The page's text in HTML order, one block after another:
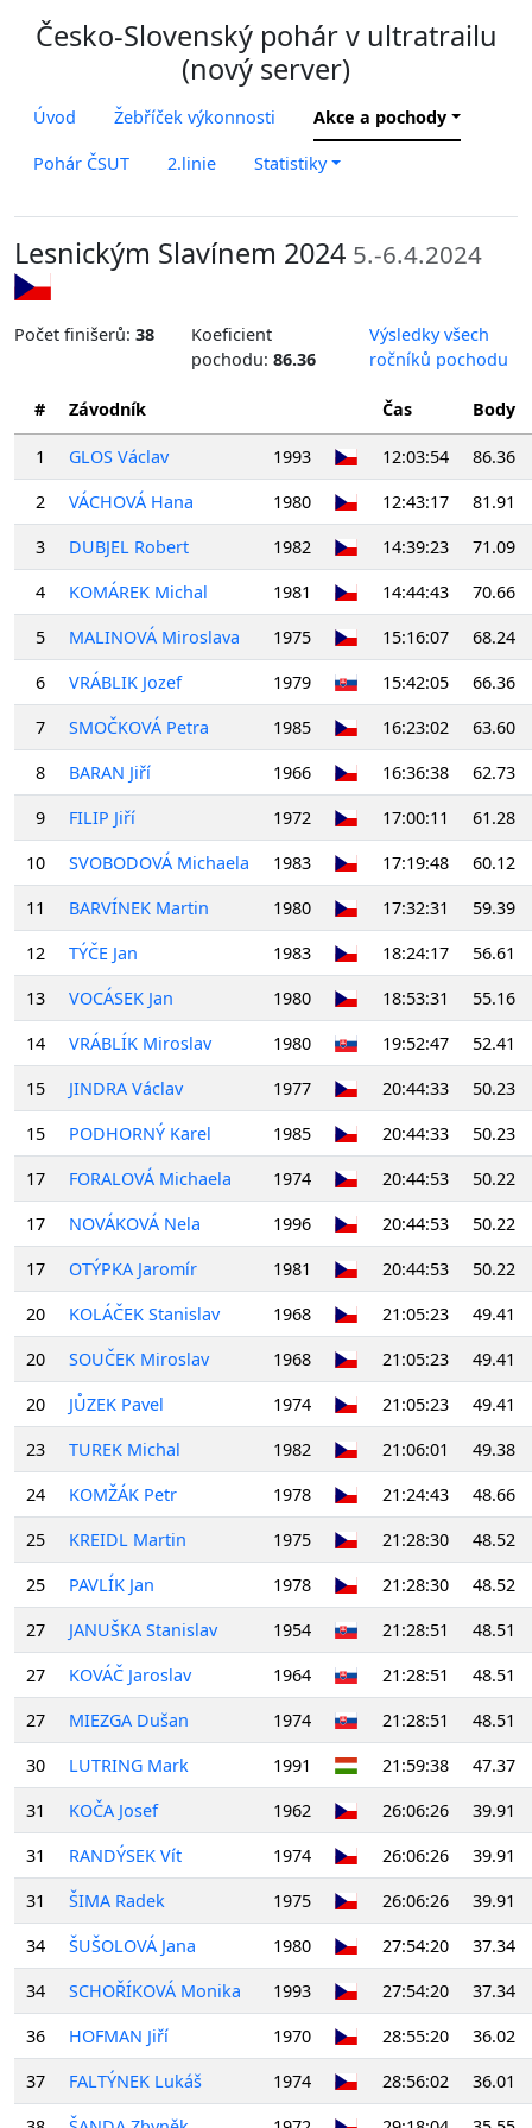
Česko-Slovenský pohár v ultratrailu
(nový server)
Úvod Žebříček výkonnosti Akce a pochody
Pohár ČSUT 2.linie Statistiky
Lesnickým Slavínem 2024 5.-6.4.2024
Počet finišerů: 38
Koeficient
pochodu:86.36
Výsledky všech
ročníků pochodu
# Závodník Čas Body
1 GLOS Václav 1993 12:03:54
86.36
2
VÁCHOVÁ Hana 1980 12:43:17
81.91
3
DUBJEL Robert 1982 14:39:23
71.09
4
KOMÁREK Michal 1981 14:44:43
70.66
5
MALINOVÁ Miroslava 1975 15:16:07
68.24
6
VRÁBLIK Jozef 1979 15:42:05
66.36
7
SMOČKOVÁ Petra 1985 16:23:02
63.60
8
BARAN Jiří 1966 16:36:38
62.73
9
FILIP Jiří 1972 17:00:11
61.28
10
SVOBODOVÁ Michaela 1983 17:19:48
60.12
11
BARVÍNEK Martin 1980 17:32:31
59.39
12
TÝČE Jan 1983 18:24:17
56.61
13
VOCÁSEK Jan 1980 18:53:31
55.16
14
VRÁBLÍK Miroslav 1980 19:52:47
52.41
15
JINDRA Václav 1977 20:44:33
50.23
15
PODHORNÝ Karel 1985 20:44:33
50.23
17
FORALOVÁ Michaela 1974 20:44:53
50.22
17
NOVÁKOVÁ Nela 1996 20:44:53
50.22
17
OTÝPKA Jaromír 1981 20:44:53
50.22
20
KOLÁČEK Stanislav 1968 21:05:23
49.41
20
SOUČEK Miroslav 1968 21:05:23
49.41
20
JŮZEK Pavel 1974 21:05:23
49.41
23
TUREK Michal 1982 21:06:01
49.38
24
KOMŽÁK Petr 1978 21:24:43
48.66
25
KREIDL Martin 1975 21:28:30
48.52
25
PAVLÍK Jan 1978 21:28:30
48.52
27
JANUŠKA Stanislav 1954 21:28:51
48.51
27
KOVÁČ Jaroslav 1964 21:28:51
48.51
27
MIEZGA Dušan 1974 21:28:51
48.51
30
LUTRING Mark 1991 21:59:38
47.37
31
KOČA Josef 1962 26:06:26
39.91
31
RANDÝSEK Vít 1974 26:06:26
39.91
31
ŠIMA Radek 1975 26:06:26
39.91
34
ŠUŠOLOVÁ Jana 1980 27:54:20
37.34
34
SCHOŘÍKOVÁ Monika 1993 27:54:20
37.34
36
HOFMAN Jiří 1970 28:55:20
36.02
37
FALTÝNEK Lukáš 1974 28:56:02
36.01